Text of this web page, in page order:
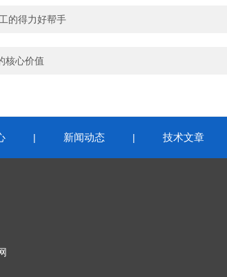
的得力好帮手
核心价值
| 新闻动态 | 技术文章